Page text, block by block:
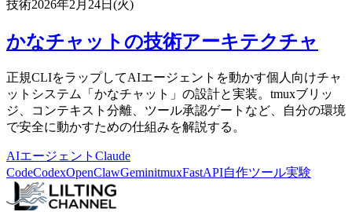
技術2026年2月24日(火)
かなチャットの技術アーキテクチャ
正規CLIをラップしてAIエージェントを動かす個人向けチャ
ットシステム「かなチャット」の設計と実装。tmuxブリッ
ジ、コンテキスト分離、ツール承認ゲートなど、自分の環境
で安全に動かすための仕組みを解説する。
AIエージェント Claude
CodeCodexOpenClawGeminitmuxFastAPI自作ツール実験